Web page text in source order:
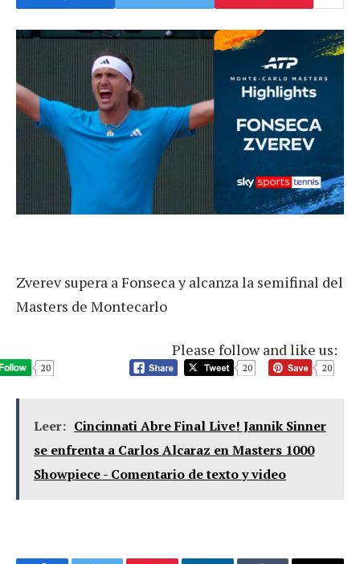
Zverev supera a Fonseca y alcanza la semifinal del
Masters de Montecarlo
Please follow and like us:
20 20 20
Leer: Cincinnati Abre Final Live! Jannik Sinner
se enfrenta a Carlos Alcaraz en Masters 1000
Showpiece - Comentario de texto y video